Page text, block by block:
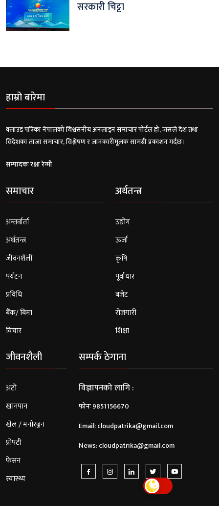
सरकारी चिट्टा
हाम्रो बारेमा
क्लाउड पत्रिका नेपालको विश्वसनीय अनलाइन समाचार पोर्टल हो, जसले देश तथा
विदेशका ताजा समाचार, विश्लेषण र जानकारीमूलक सामग्री प्रकाशन गर्दछ।
सम्पादकः रक्षा रेग्मी
समाचार
अन्तर्वार्ता
अर्थतन्त्र
जीवनशैली
पर्यटन
प्रविधि
बैंक/ बिमा
विचार
अर्थतन्त्र
उद्योग
ऊर्जा
कृषि
पूर्वाधार
बजेट
रोजगारी
शिक्षा
जीवनशैली
अटो
खानपान
खेल / मनोरञ्जन
प्रोपटी
फेसन
स्वास्थ्य
सम्पर्क ठेगाना
विज्ञापनको लागि :
फोनः 9851156670
Email:cloudpatrika@gmail.com
News:cloudpatrika@gmail.com